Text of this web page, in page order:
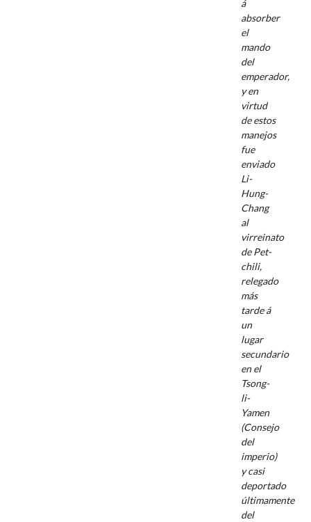
á
absorber
el
mando
del
emperador,
y en
virtud
de estos
manejos
fue
enviado
Li-
Hung-
Chang
al
virreinato
de Pet-
chili,
relegado
más
tarde á
un
lugar
secundario
en el
Tsong-
li-
Yamen
(Consejo
del
imperio)
y casi
deportado
últimamente
del